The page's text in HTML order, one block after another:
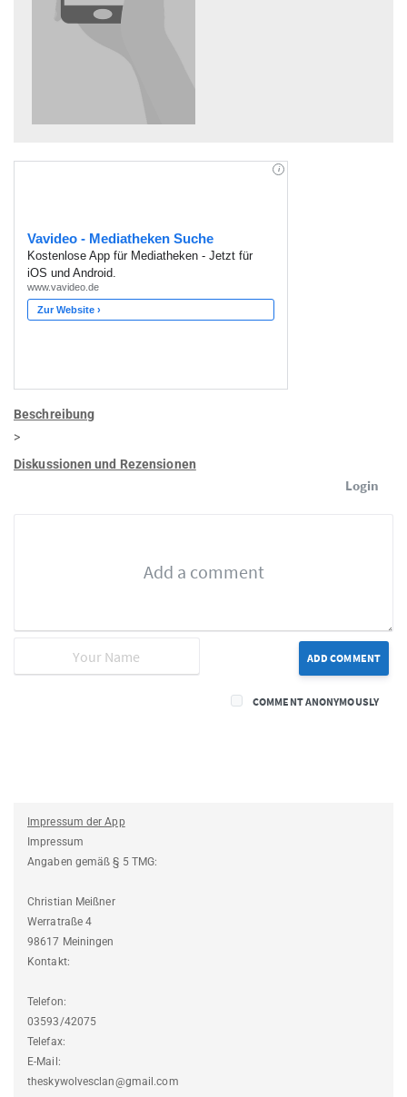
Beschreibung
>
Diskussionen und Rezensionen
Login
ADD COMMENT
COMMENT ANONYMOUSLY
Impressum der App
Impressum
Angaben gemäß § 5 TMG:
Christian Meißner
Werratraße 4
98617 Meiningen
Kontakt:
Telefon:
03593/42075
Telefax:
E-Mail:
theskywolvesclan@gmail.com